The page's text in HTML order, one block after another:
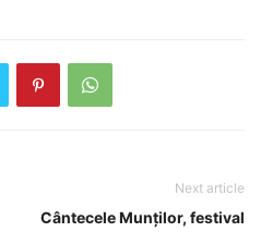
Next article
Cântecele Munţilor, festival